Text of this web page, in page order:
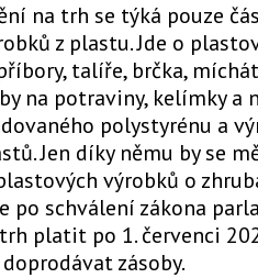
na trh se týká pouze
z plastu. Jde o
talíře, brčka,
na potraviny, kelímky a
polystyrénu a
Jen díky němu by se
výrobků o
po schválení zákona
platit po 1. červenci
zásoby.